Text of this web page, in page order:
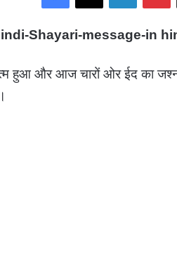
Shayari-message-in
हुआ और आज चारों ओर ईद का